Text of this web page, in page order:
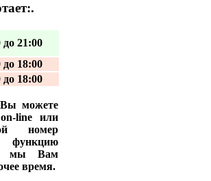
21:00
18:00
18:00
можете
line или
номер
функцию
мы Вам
время.